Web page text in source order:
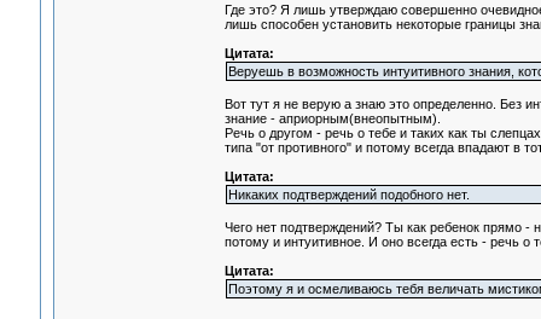
Где это? Я лишь утверждаю совершенно
лишь способен установить некоторые границы
Цитата:
Веруешь в возможность интуитивного знания,
Вот тут я не верую а знаю это определенно. Без
знание - априорным(внеопытным).
Речь о другом - речь о тебе и таких как ты
типа "от противного" и потому всегда впадают в
Цитата:
Никаких подтверждений подобного нет.
Чего нет подтверждений? Ты как ребенок прямо -
потому и интуитивное. И оно всегда есть - речь
Цитата:
Поэтому я и осмеливаюсь тебя величать